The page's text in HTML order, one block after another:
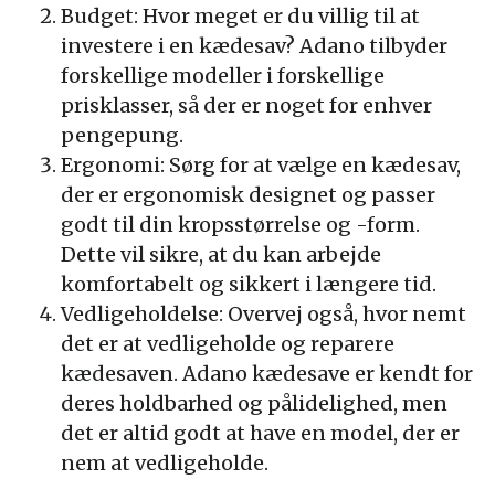
Budget: Hvor meget er du villig til at
investere i en kædesav? Adano tilbyder
forskellige modeller i forskellige
prisklasser, så der er noget for enhver
pengepung.
Ergonomi: Sørg for at vælge en kædesav,
der er ergonomisk designet og passer
godt til din kropsstørrelse og -form.
Dette vil sikre, at du kan arbejde
komfortabelt og sikkert i længere tid.
Vedligeholdelse: Overvej også, hvor nemt
det er at vedligeholde og reparere
kædesaven. Adano kædesave er kendt for
deres holdbarhed og pålidelighed, men
det er altid godt at have en model, der er
nem at vedligeholde.